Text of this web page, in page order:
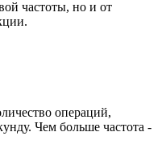
частоты, но и от
операций,
Чем больше частота -